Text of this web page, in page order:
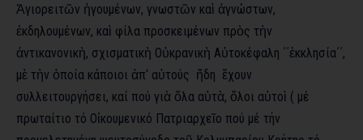
Ἁγιορειτῶν ἡγουμένων, γνωστῶν καὶ ἀγνώστων,
ἐκδηλουμένων, καὶ φίλα προσκειμένων πρὸς τὴν
ἀντικανονικὴ, σχισματικὴ Οὐκρανικὴ Αὐτοκέφαλη ΄΄ἐκκλησία΄΄,
μὲ τὴν ὁποία κάποιοι ἀπ‘ αὐτούς ἤδη ἔχουν
συλλειτουργήσει, καί πού γιὰ ὅλα αὐτὰ, ὅλοι αὐτοὶ ( μέ
πρωταίτιο τό Οἰκουμενικό Πατριαρχεῖο πού μέ τήν